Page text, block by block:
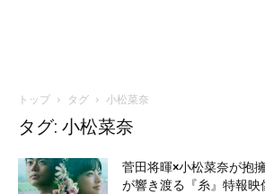
トップ タグ 小松菜奈
タグ: 小松菜奈
菅田将暉×小松菜奈が抱
が響き渡る『糸』特報映